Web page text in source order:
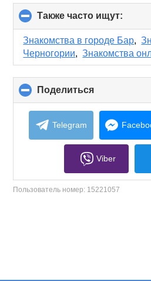
Также часто ищут:
to
Знакомства в городе Бар,
Черногории,Знакомства
Поделиться
to
collapse
contents
Telegram
Viber
Пользователь номер: 15221057